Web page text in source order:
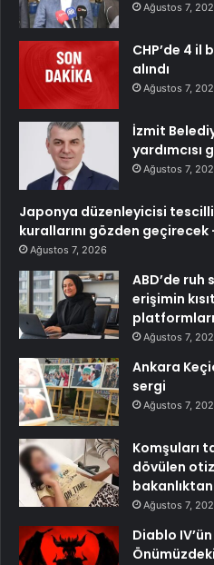
Ağustos 7,
CHP’de 4 il
alındı
Ağustos 7,
İzmit
yardımcısı
Ağustos 7,
Japonya düzenleyicisi
kurallarını gözden geçirecek
Ağustos 7, 2026
ABD’de ruh
erişimin
Ağustos 7,
Ankara
sergi
Ağustos 7,
Komşuları
dövülen
Ağustos 7,
Diablo